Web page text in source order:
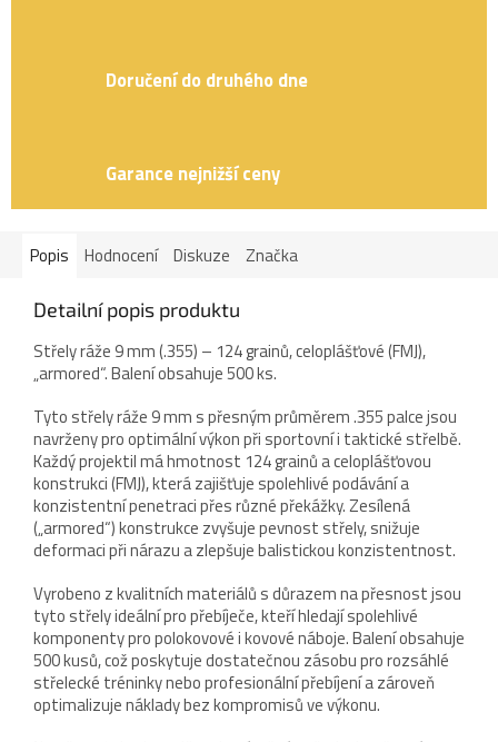
Doručení do druhého dne
Garance nejnižší ceny
Popis Hodnocení Diskuze Značka
Detailní popis produktu
Střely ráže 9 mm (.355) – 124 grainů, celoplášťové (FMJ),
„armored“. Balení obsahuje 500 ks.
Tyto střely ráže 9 mm s přesným průměrem .355 palce jsou
navrženy pro optimální výkon při sportovní i taktické střelbě.
Každý projektil má hmotnost 124 grainů a celoplášťovou
konstrukci (FMJ), která zajišťuje spolehlivé podávání a
konzistentní penetraci přes různé překážky. Zesílená
(„armored“) konstrukce zvyšuje pevnost střely, snižuje
deformaci při nárazu a zlepšuje balistickou konzistentnost.
Vyrobeno z kvalitních materiálů s důrazem na přesnost jsou
tyto střely ideální pro přebíječe, kteří hledají spolehlivé
komponenty pro polokovové i kovové náboje. Balení obsahuje
500 kusů, což poskytuje dostatečnou zásobu pro rozsáhlé
střelecké tréninky nebo profesionální přebíjení a zároveň
optimalizuje náklady bez kompromisů ve výkonu.